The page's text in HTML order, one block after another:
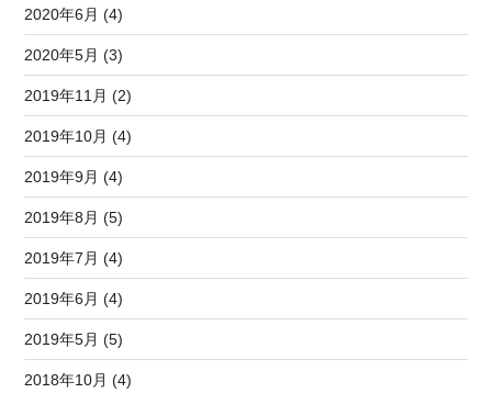
2020年6月 (4)
2020年5月 (3)
2019年11月 (2)
2019年10月 (4)
2019年9月 (4)
2019年8月 (5)
2019年7月 (4)
2019年6月 (4)
2019年5月 (5)
2018年10月 (4)